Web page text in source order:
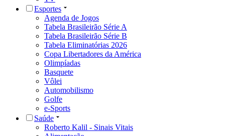
Esportes
Agenda de Jogos
Tabela Brasileirão Série A
Tabela Brasileirão Série B
Tabela Eliminatórias 2026
Copa Libertadores da América
Olimpíadas
Basquete
Vôlei
Automobilismo
Golfe
e-Sports
Saúde
Roberto Kalil - Sinais Vitais